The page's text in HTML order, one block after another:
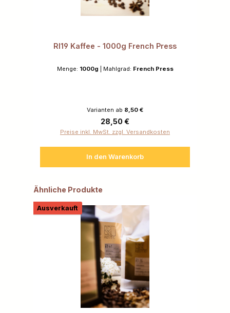
RI19 Kaffee - 1000g French Press
Menge: 1000g Mahlgrad: French Press
Varianten ab 8,50 €
Regulärer Preis:
28,50 €
Preise inkl. MwSt. zzgl. Versandkosten
In den Warenkorb
Produktgalerie überspringen
Ähnliche Produkte
Ausverkauft